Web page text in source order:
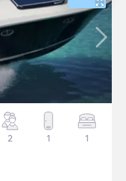
2 1 1